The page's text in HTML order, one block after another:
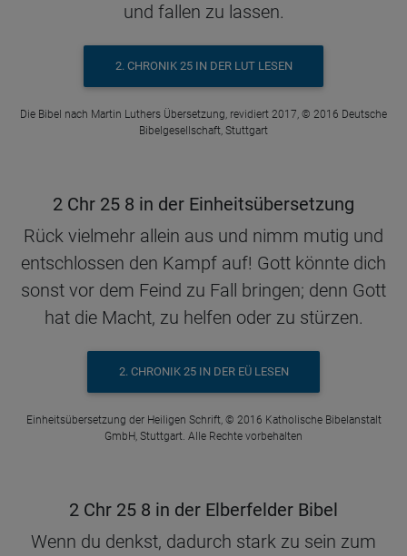
und fallen zu lassen.
2. CHRONIK 25 IN DER LUT LESEN
Die Bibel nach Martin Luthers Übersetzung, revidiert 2017, © 2016 Deutsche
Bibelgesellschaft, Stuttgart
2 Chr 25 8 in der Einheitsübersetzung
Rück vielmehr allein aus und nimm mutig und
entschlossen den Kampf auf! Gott könnte dich
sonst vor dem Feind zu Fall bringen; denn Gott
hat die Macht, zu helfen oder zu stürzen.
2. CHRONIK 25 IN DER EÜ LESEN
Einheitsübersetzung der Heiligen Schrift, © 2016 Katholische Bibelanstalt
GmbH, Stuttgart. Alle Rechte vorbehalten
2 Chr 25 8 in der Elberfelder Bibel
Wenn du denkst, dadurch stark zu sein zum